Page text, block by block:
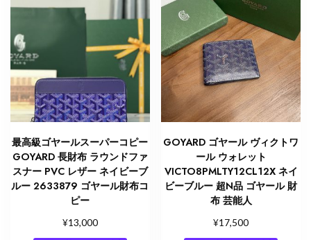
最高級ゴヤールスーパーコピー
GOYARD 長財布 ラウンドファ
スナー PVC レザー ネイビーブ
ルー 2633879 ゴヤール財布コ
ピー
¥13,000
GOYARD ゴヤール ヴィクトワ
ール ウォレット
VICTO8PMLTY12CL12X ネイ
ビーブルー 超N品 ゴヤール 財
布 芸能人
¥17,500